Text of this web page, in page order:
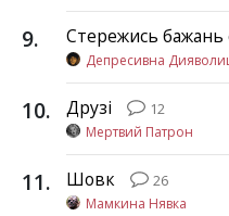
9. Стережись бажань
Депресивна
10. Друзі 12
Мертвий Патрон
11. Шовк 26
Мамкина Нявка